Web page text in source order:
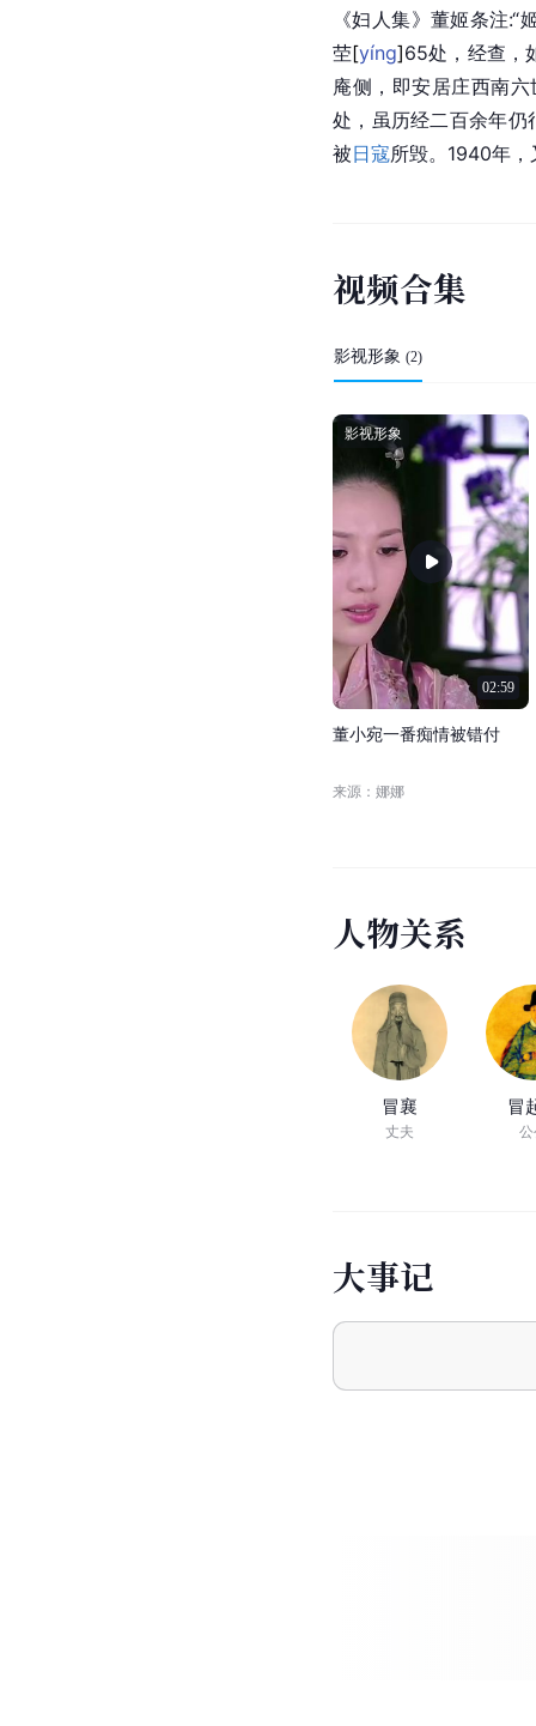
《妇人集》董姬条注
茔[yíng]65处，经查，
庵侧，即安居庄西南
处，虽历经二百余年仍
被日寇所毁。1940年
视频合集
影视形象 (2)
02:59
影视形象
董小宛一番痴情被错付
来源：娜娜
人物关系
冒襄
丈夫
冒
大事记